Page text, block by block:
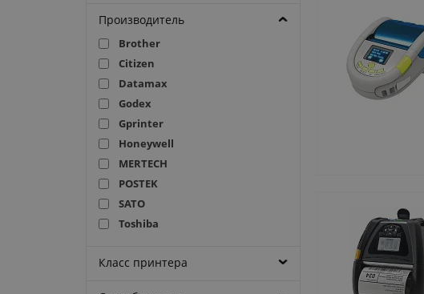
Производитель
Brother
Citizen
Datamax
Godex
Gprinter
Honeywell
MERTECH
POSTEK
SATO
Toshiba
Urovo
Класс принтера